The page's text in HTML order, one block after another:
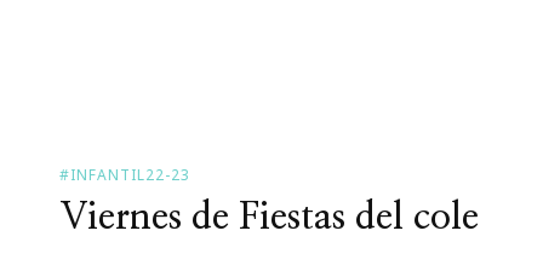
#INFANTIL22-23
Viernes de Fiestas del cole